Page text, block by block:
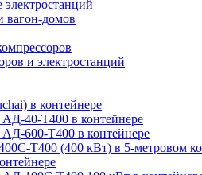
вагон-домов
и электростанций
в контейнере
40-Т400 в контейнере
600-Т400 в контейнере
Т400 (400 кВт) в 5-метровом